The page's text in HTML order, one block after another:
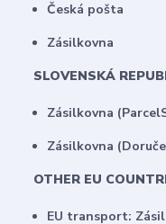
Česká pošta
Zásilkovna
SLOVENSKÁ
Zásilkovna
Zásilkovna
OTHER EU
EU transport: